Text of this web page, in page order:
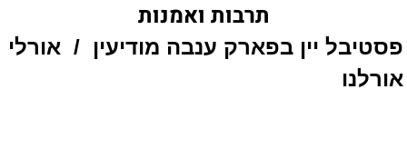
תרבות ואמנות
פסטיבל יין בפארק ענבה מודיעין / אורלי
אורלנו